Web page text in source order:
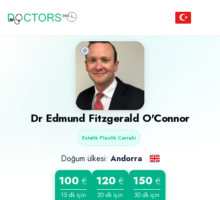
Dr Edmund Fitzgerald O'Connor
Estetik Plastik Cerrahi
Doğum ülkesi: Andorra
100 €
15 dk için
120 €
20 dk için
150 €
30 dk için